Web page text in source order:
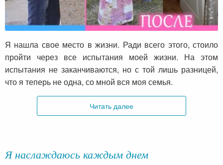
Я нашла свое место в жизни. Ради всего этого, стоило
пройти через все испытания моей жизни. На этом
испытания не заканчиваются, но с той лишь разницей,
что я теперь не одна, со мной вся моя семья.
Читать далее
Я наслаждаюсь каждым днем